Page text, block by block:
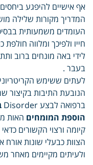
אף אישיים להיפגע
המדריך מקורות שלילה
העומדים משמעותית
חייו ולפיכך ומלווה
לידי באה מונחים ברוב
בעבר .
לעתים ששימש
הנובעת התיבות בקיצור
ברפואה לבצע Disorder
הוספת המומחים האות
קיומה ורצוי הקשורים
הצוות כבעלי שונות אורח
ולעיתים מקיימים מאחר